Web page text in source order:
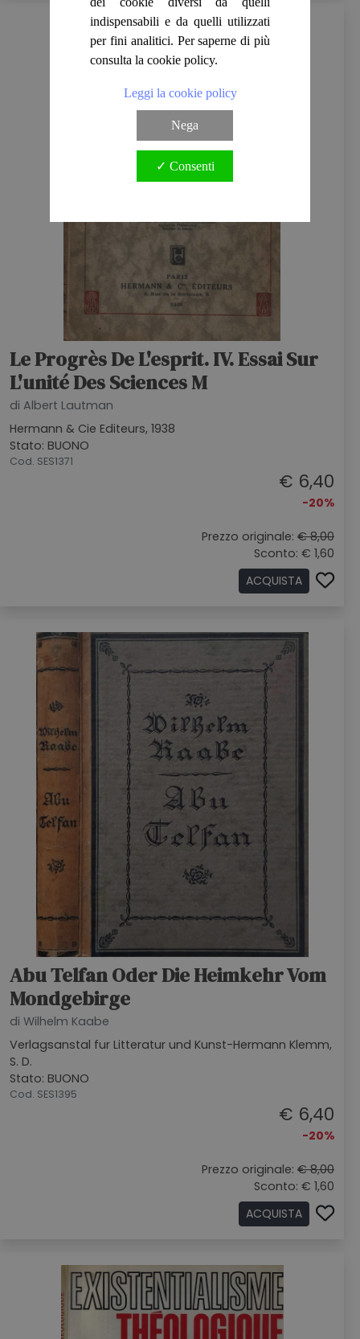
Le Progrès De L'esprit. IV. Essai Sur
L'unité Des Sciences M
di Albert Lautman
Hermann & Cie Editeurs, 1938
Stato: BUONO
Cod. SES1371
€ 6,40
-20%
Prezzo originale: € 8,00
Sconto: € 1,60
ACQUISTA
Abu Telfan Oder Die Heimkehr Vom
Mondgebirge
di Wilhelm Kaabe
Verlagsanstal fur Litteratur und Kunst-Hermann Klemm,
S. D.
Stato: BUONO
Cod. SES1395
€ 6,40
-20%
Prezzo originale: € 8,00
Sconto: € 1,60
ACQUISTA
indispensabili e da quelli utilizzati
per fini analitici. Per saperne di più
consulta la cookie policy.
Leggi la cookie policy
Nega
✓ Consenti